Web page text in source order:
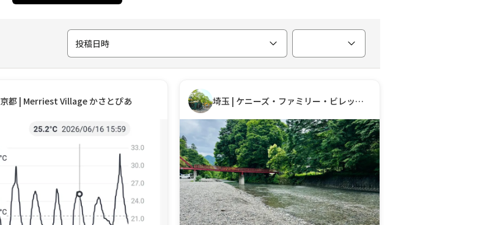
投稿日時
京都 | Merriest Village かさとぴあ 埼玉 | ケニーズ・ファミリー・ビレッジ／オートキャンプ場